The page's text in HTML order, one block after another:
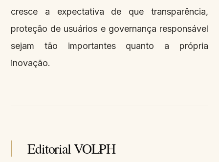
cresce a expectativa de que transparência,
proteção de usuários e governança responsável
sejam tão importantes quanto a própria
inovação.
Editorial VOLPH